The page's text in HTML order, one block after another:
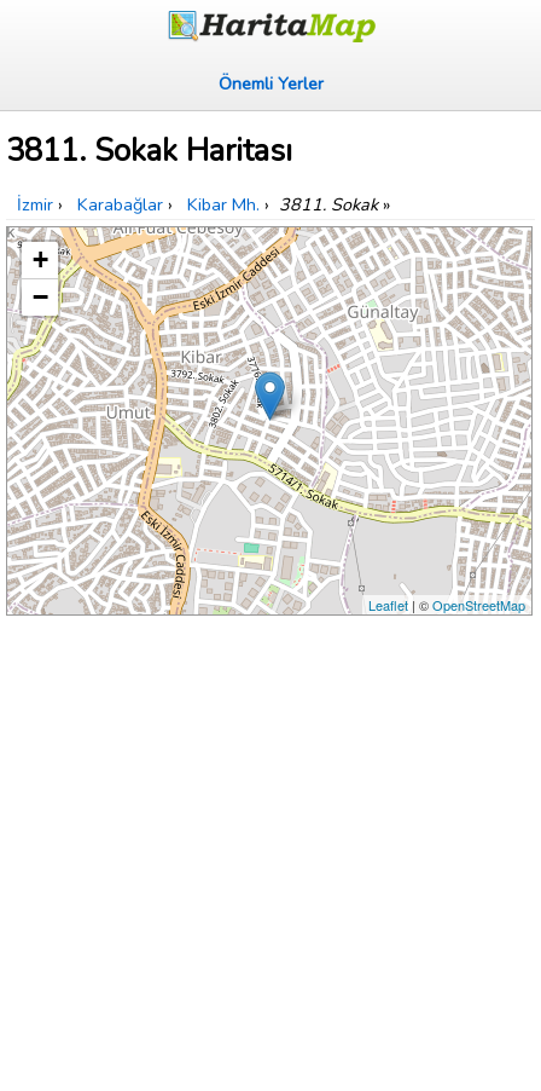
Önemli Yerler
3811. Sokak Haritası
İzmir › Karabağlar › Kibar Mh. › 3811. Sokak»
+
−
Leaflet| ©OpenStreetMap